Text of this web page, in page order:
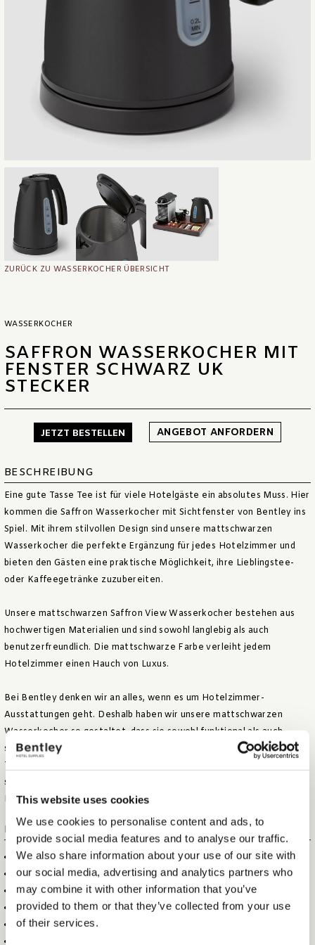
This website uses cookies
We use cookies to personalise content and ads, to
provide social media features and to analyse our traffic.
We also share information about your use of our site with
our social media, advertising and analytics partners who
may combine it with other information that you’ve
provided to them or that they’ve collected from your use
of their services.
ZURÜCK ZU WASSERKOCHER ÜBERSICHT
WASSERKOCHER
SAFFRON WASSERKOCHER MIT
FENSTER SCHWARZ UK
STECKER
JETZT BESTELLEN ANGEBOT ANFORDERN
BESCHREIBUNG
Eine gute Tasse Tee ist für viele Hotelgäste ein absolutes Muss. Hier
kommen die Saffron Wasserkocher mit Sichtfenster von Bentley ins
Spiel. Mit ihrem stilvollen Design sind unsere mattschwarzen
Wasserkocher die perfekte Ergänzung für jedes Hotelzimmer und
bieten den Gästen eine praktische Möglichkeit, ihre Lieblingstee-
oder Kaffeegetränke zuzubereiten.
Unsere mattschwarzen Saffron View Wasserkocher bestehen aus
hochwertigen Materialien und sind sowohl langlebig als auch
benutzerfreundlich. Die mattschwarze Farbe verleiht jedem
Hotelzimmer einen Hauch von Luxus.
Bei Bentley denken wir an alles, wenn es um Hotelzimmer-
Ausstattungen geht. Deshalb haben wir unsere mattschwarzen
Wasserkocher so gestaltet, dass sie sowohl funktional als auch
stilvoll sind, damit Ihre Gäste jederzeit eine ausgezeichnete Tasse
Tee genießen können. Kombinieren Sie den Wasserkocher mit einem
schönen Willkommens-Tablett, um das ultimative Tee- und Kaffee-
Erlebnis in jedem Hotelzimmer zu schaffen.
MERKMALE
1 LITER FASSUNGSVERMÖGEN, 1500 W
VERDECKTES HEIZELEMENT, LEICHT ZU REINIGEN
AUTOMATISCHE DAMPFABSCHALTUNG, TROCKENKOCHSCHUTZ
ROTE „IN-BETRIEB“-ANZEIGE / WASSERFILTER IM AUSGUSS
WASSERSTANDSANZEIGE